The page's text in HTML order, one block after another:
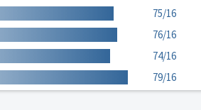
75/16
76/16
74/16
79/16